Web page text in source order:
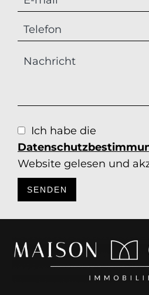
Ich habe die
Website gelesen und
SENDEN